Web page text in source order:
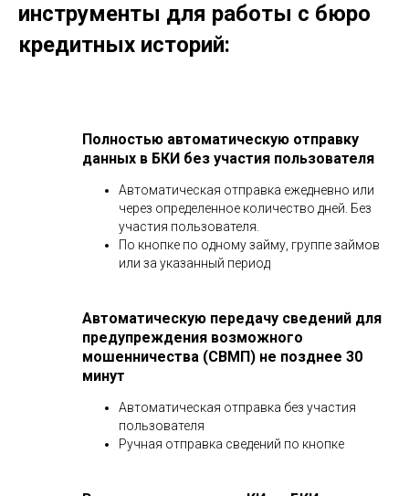
инструменты для работы с бюро
кредитных историй:
Полностью автоматическую отправку
данных в БКИ без участия пользователя
Автоматическая отправка ежедневно или
через определенное количество дней. Без
участия пользователя.
По кнопке по одному займу, группе займов
или за указанный период
Автоматическую передачу сведений для
предупреждения возможного
мошенничества (СВМП) не позднее 30
минут
Автоматическая отправка без участия
пользователя
Ручная отправка сведений по кнопке